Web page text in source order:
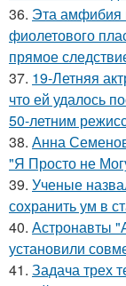
36. Эта амфибия
фиолетового
прямое
37. 19-Летняя
что ей удалось
50-летним
38. Анна
"Я Просто не
39. Ученые
сохранить ум в
40. Астронавты
установили
41. Задача трех